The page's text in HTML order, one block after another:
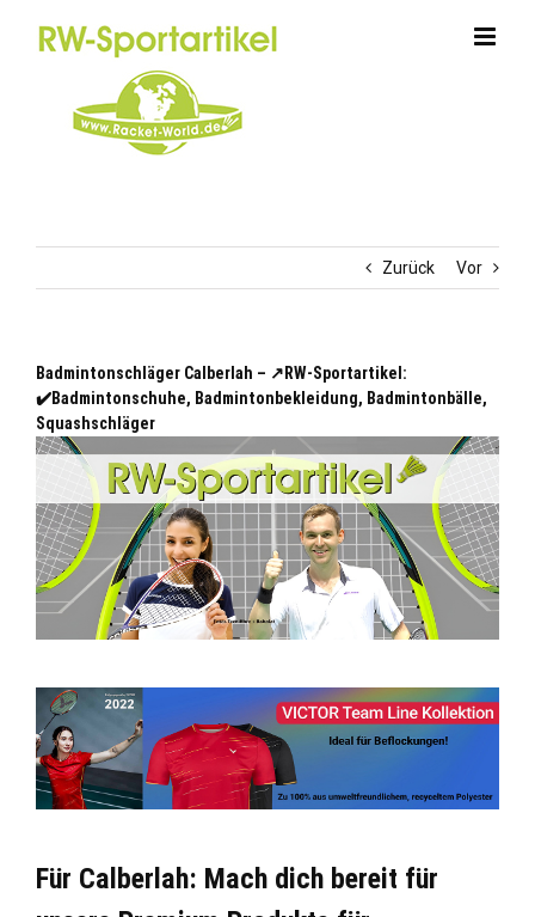
Zurück Vor
Badmintonschläger Calberlah – ↗️RW-Sportartikel:
✔️Badmintonschuhe, Badmintonbekleidung, Badmintonbälle,
Squashschläger
Für Calberlah: Mach dich bereit für